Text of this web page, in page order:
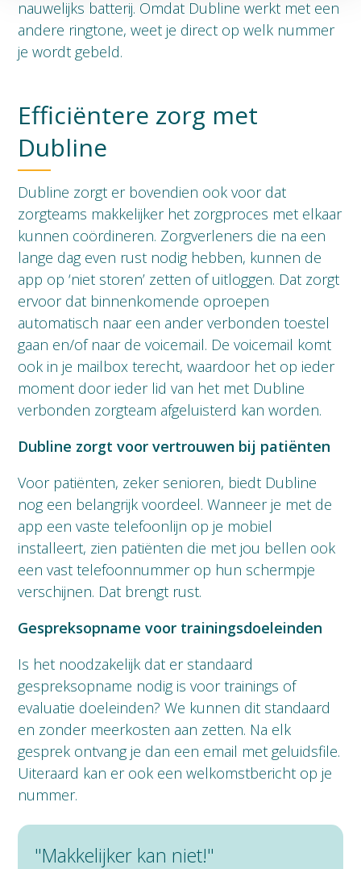
nauwelijks batterij. Omdat Dubline werkt met een
andere ringtone, weet je direct op welk nummer
je wordt gebeld.
Efficiëntere zorg met
Dubline
Dubline zorgt er bovendien ook voor dat
zorgteams makkelijker het zorgproces met elkaar
kunnen coördineren. Zorgverleners die na een
lange dag even rust nodig hebben, kunnen de
app op ‘niet storen’ zetten of uitloggen. Dat zorgt
ervoor dat binnenkomende oproepen
automatisch naar een ander verbonden toestel
gaan en/of naar de voicemail. De voicemail komt
ook in je mailbox terecht, waardoor het op ieder
moment door ieder lid van het met Dubline
verbonden zorgteam afgeluisterd kan worden.
Dubline zorgt voor vertrouwen bij patiënten
Voor patiënten, zeker senioren, biedt Dubline
nog een belangrijk voordeel. Wanneer je met de
app een vaste telefoonlijn op je mobiel
installeert, zien patiënten die met jou bellen ook
een vast telefoonnummer op hun schermpje
verschijnen. Dat brengt rust.
Gespreksopname voor trainingsdoeleinden
Is het noodzakelijk dat er standaard
gespreksopname nodig is voor trainings of
evaluatie doeleinden? We kunnen dit standaard
en zonder meerkosten aan zetten. Na elk
gesprek ontvang je dan een email met geluidsfile.
Uiteraard kan er ook een welkomstbericht op je
nummer.
"Makkelijker kan niet!"